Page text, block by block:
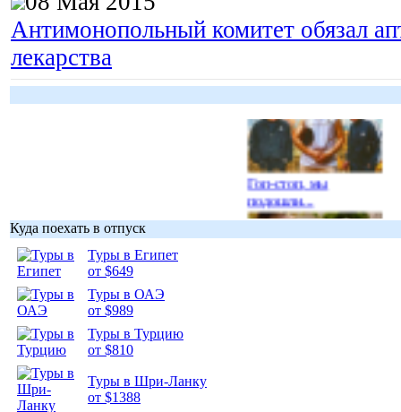
Антимонопольный комитет обязал
лекарства
Гоп-стоп, мы
подошли...
Куда поехать в отпуск
Туры в Египет
от $649
Туры в ОАЭ
от $989
Туры в Турцию
от $810
Туры в Шри-Ланку
от $1388